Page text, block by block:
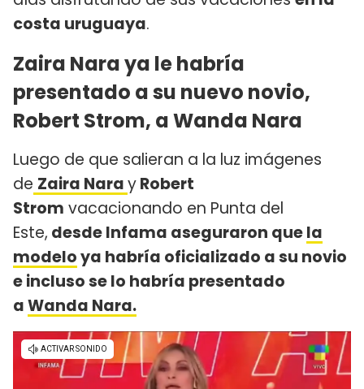
costa uruguaya.
Zaira Nara ya le habría
presentado a su nuevo novio,
Robert Strom, a Wanda Nara
Luego de que salieran a la luz imágenes
de Zaira NarayRobert
Strom vacacionando en Punta del
Este, desde Infama aseguraron quela
modeloya habría oficializado a su novio
e incluso se lo habría presentado
aWanda Nara.